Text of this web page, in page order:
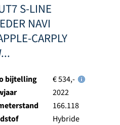
S-LINE
NAVI
CARPLY
bijtelling
€ 534,-
2022
166.118
Hybride